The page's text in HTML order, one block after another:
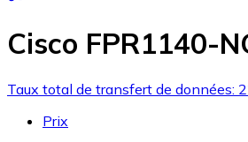
Cisco FPR1140-
Taux total de transfert de données:
Prix